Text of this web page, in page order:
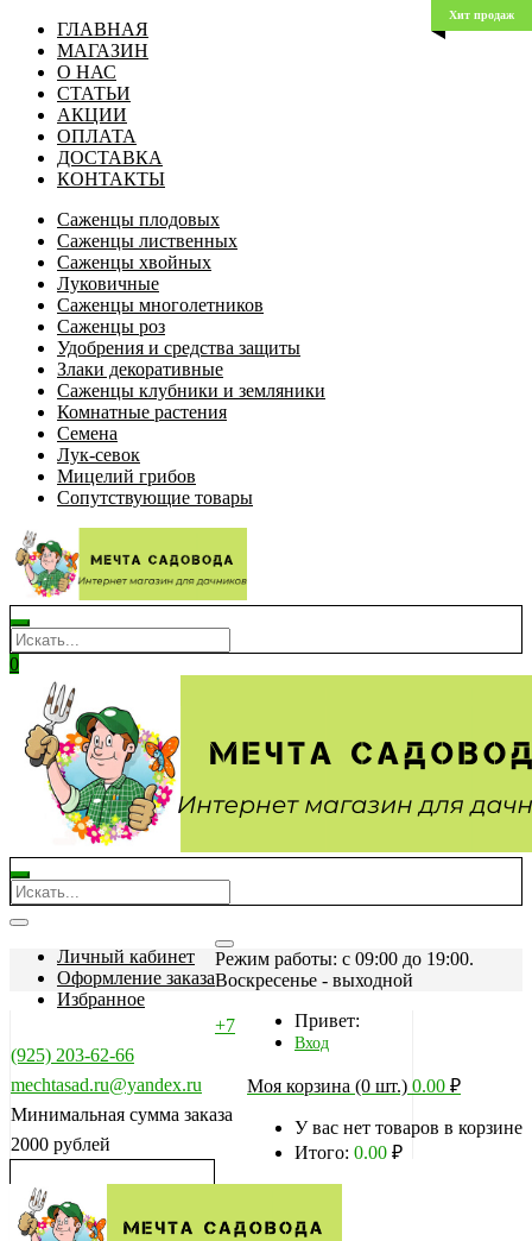
ГЛАВНАЯ
МАГАЗИН
О НАС
СТАТЬИ
АКЦИИ
ОПЛАТА
ДОСТАВКА
КОНТАКТЫ
Саженцы плодовых
Саженцы лиственных
Саженцы хвойных
Луковичные
Саженцы многолетников
Саженцы роз
Удобрения и средства защиты
Злаки декоративные
Саженцы клубники и земляники
Комнатные растения
Семена
Лук-севок
Мицелий грибов
Сопутствующие товары
0
Личный кабинет
Оформление заказа
Избранное
Режим работы: c 09:00 до 19:00.
Воскресенье - выходной
Привет:
Вход
Моя корзина (0 шт.) 0.00 ₽
У вас нет товаров в корзине
Итого: 0.00 ₽
+7
(925) 203-62-66
mechtasad.ru@yandex.ru
Минимальная сумма заказа
2000 рублей
Хит продаж